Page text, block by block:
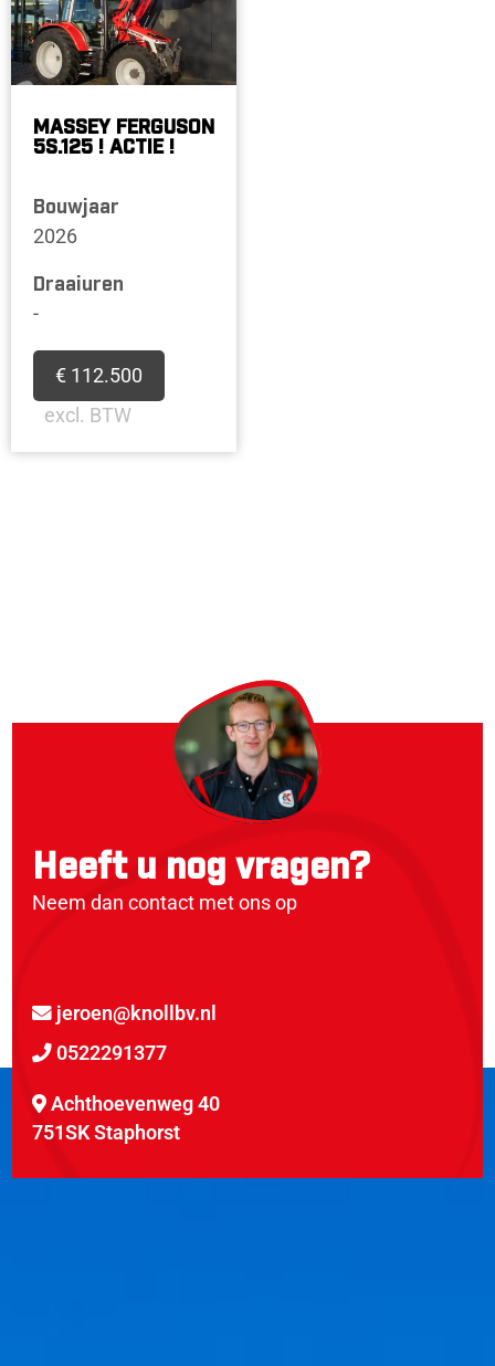
MASSEY FERGUSON
5S.125 ! ACTIE !
Bouwjaar
2026
Draaiuren
-
€ 112.500
excl. BTW
Heeft u nog vragen?
Neem dan contact met ons op
jeroen@knollbv.nl
0522291377
Achthoevenweg 40
751SK Staphorst